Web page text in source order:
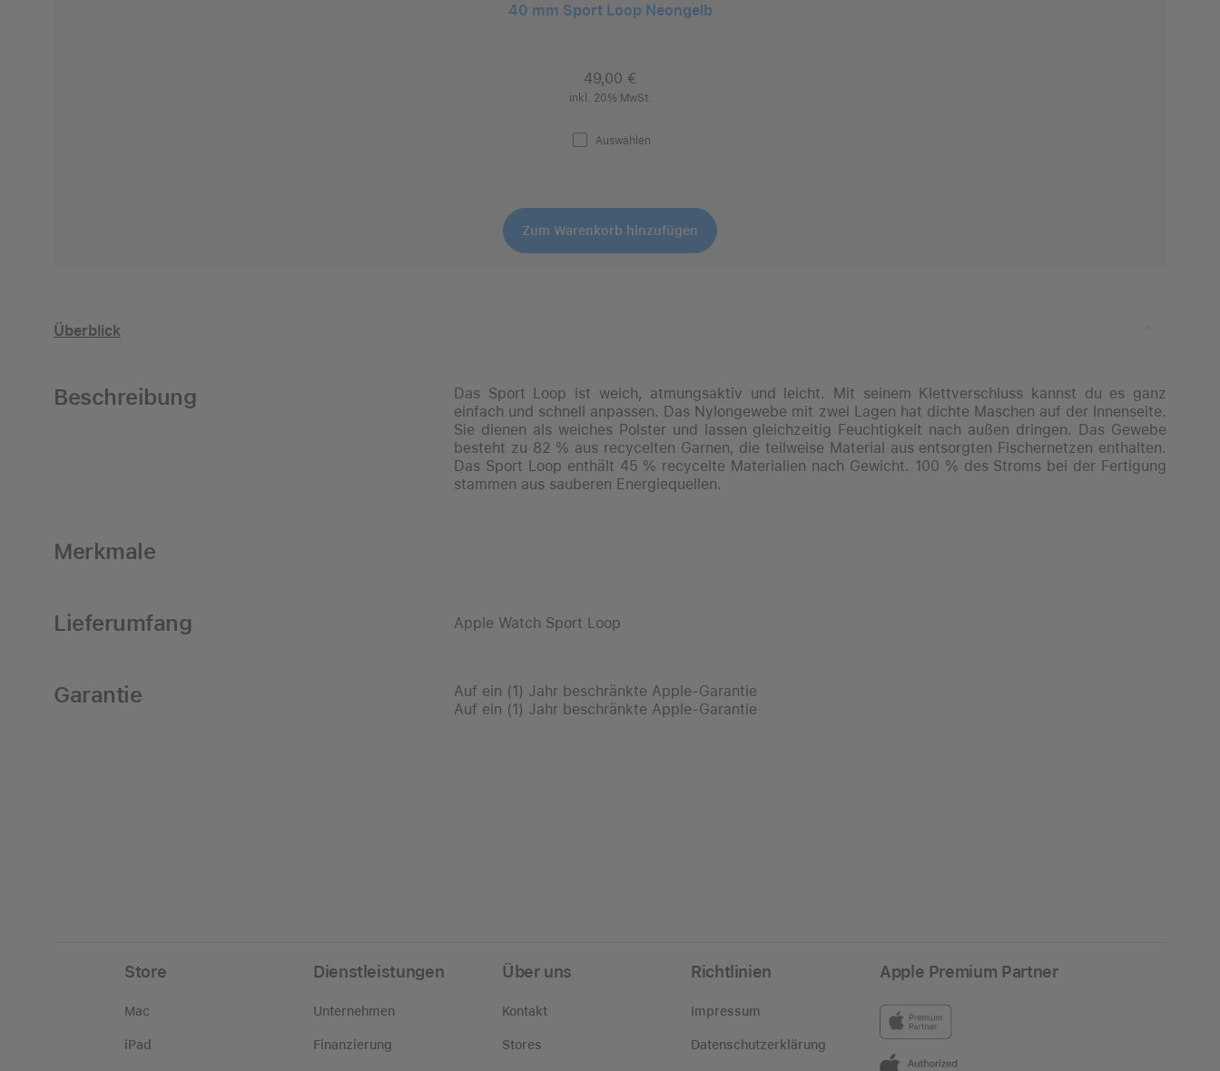
40 mm Sport Loop Neongelb
49,00 €
inkl. 20% MwSt.
Auswählen
Zum Warenkorb hinzufügen
Überblick
Beschreibung
Das Sport Loop ist weich, atmungsaktiv und leicht. Mit seinem Klettverschluss kannst du es ganz
einfach und schnell anpassen. Das Nylongewebe mit zwei Lagen hat dichte Maschen auf der Innenseite.
Sie dienen als weiches Polster und lassen gleichzeitig Feuchtigkeit nach außen dringen. Das Gewebe
besteht zu 82 % aus recycelten Garnen, die teilweise Material aus entsorgten Fischernetzen enthalten.
Das Sport Loop enthält 45 % recycelte Materialien nach Gewicht. 100 % des Stroms bei der Fertigung
stammen aus sauberen Energiequellen.
Merkmale
Lieferumfang Apple Watch Sport Loop
Garantie
Auf ein (1) Jahr beschränkte Apple-Garantie
Auf ein (1) Jahr beschränkte Apple-Garantie
Store
Mac
iPad
Dienstleistungen
Unternehmen
Finanzierung
Über uns
Kontakt
Stores
Richtlinien
Impressum
Datenschutzerklärung
Apple Premium Partner